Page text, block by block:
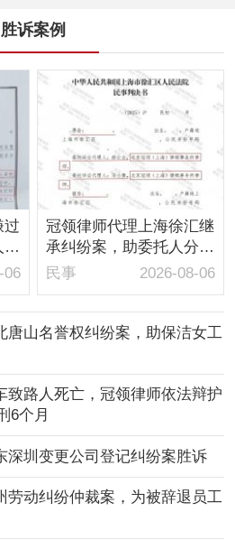
胜诉案例
过
，
候
06
冠领律师代理上海徐汇继
承纠纷案，助委托人分得
房屋1/10继承份额
民事 2026-08-06
唐山名誉权纠纷案，助保洁女工
致路人死亡，冠领律师依法辩护
6个月
深圳变更公司登记纠纷案胜诉
劳动纠纷仲裁案，为被辞退员工